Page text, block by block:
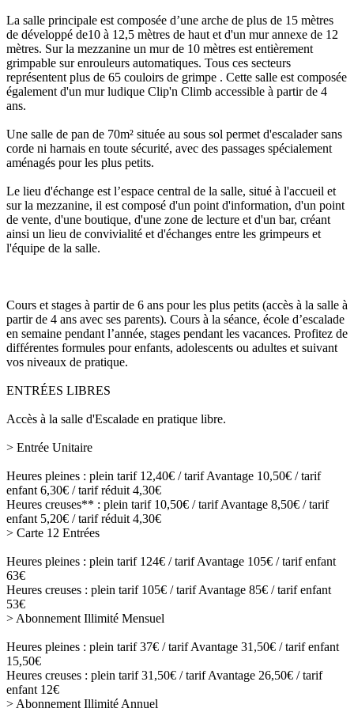
La salle principale est composée d’une arche de plus de 15 mètres
de développé de10 à 12,5 mètres de haut et d'un mur annexe de 12
mètres. Sur la mezzanine un mur de 10 mètres est entièrement
grimpable sur enrouleurs automatiques. Tous ces secteurs
représentent plus de 65 couloirs de grimpe . Cette salle est composée
également d'un mur ludique Clip'n Climb accessible à partir de 4
ans.
Une salle de pan de 70m² située au sous sol permet d'escalader sans
corde ni harnais en toute sécurité, avec des passages spécialement
aménagés pour les plus petits.
Le lieu d'échange est l’espace central de la salle, situé à l'accueil et
sur la mezzanine, il est composé d'un point d'information, d'un point
de vente, d'une boutique, d'une zone de lecture et d'un bar, créant
ainsi un lieu de convivialité et d'échanges entre les grimpeurs et
l'équipe de la salle.
Cours et stages à partir de 6 ans pour les plus petits (accès à la salle à
partir de 4 ans avec ses parents). Cours à la séance, école d’escalade
en semaine pendant l’année, stages pendant les vacances. Profitez de
différentes formules pour enfants, adolescents ou adultes et suivant
vos niveaux de pratique.
ENTRÉES LIBRES
Accès à la salle d'Escalade en pratique libre.
> Entrée Unitaire
Heures pleines : plein tarif 12,40€ / tarif Avantage 10,50€ / tarif
enfant 6,30€ / tarif réduit 4,30€
Heures creuses** : plein tarif 10,50€ / tarif Avantage 8,50€ / tarif
enfant 5,20€ / tarif réduit 4,30€
> Carte 12 Entrées
Heures pleines : plein tarif 124€ / tarif Avantage 105€ / tarif enfant
63€
Heures creuses : plein tarif 105€ / tarif Avantage 85€ / tarif enfant
53€
> Abonnement Illimité Mensuel
Heures pleines : plein tarif 37€ / tarif Avantage 31,50€ / tarif enfant
15,50€
Heures creuses : plein tarif 31,50€ / tarif Avantage 26,50€ / tarif
enfant 12€
> Abonnement Illimité Annuel